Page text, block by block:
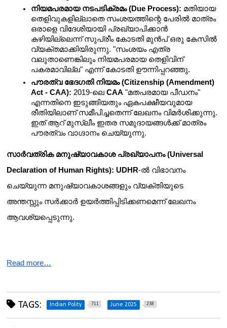
നിയമപരമായ നടപടിക്രമം (Due Process): മതിയായ
തെളിവുകളില്ലാതെ സംശയത്തിന്റെ പേരിൽ മാത്രം
ഒരാളെ വിദേശിയായി പ്രഖ്യാപിക്കാൻ
കഴിയില്ലെന്ന് സുപ്രീം കോടതി മുൻപ് ഒരു കേസിൽ
വ്യക്തമാക്കിയിരുന്നു. "സംശയം എത്ര
വലുതാണെങ്കിലും നിയമപരമായ തെളിവിന്
പകരമാവില്ല" എന്ന് കോടതി ഊന്നിപ്പറഞ്ഞു.
പൗരത്വ ഭേദഗതി നിയമം (Citizenship (Amendment)
Act - CAA): 2019-ലെ CAA "മതപരമായ പീഡനം"
എന്നതിനെ ഇടുങ്ങിയതും ഏകപക്ഷീയവുമായ
രീതിയിലാണ് സമീപിച്ചതെന്ന് ലേഖനം വിമർശിക്കുന്നു.
ഇത് ആറ് മുസ്ലീം ഇതര സമുദായങ്ങൾക്ക് മാത്രം
പൗരത്വം വാഗ്ദാനം ചെയ്യുന്നു.
സാർവത്രിക മനുഷ്യാവകാശ പ്രഖ്യാപനം (Universal
Declaration of Human Rights): UDHR-ൽ വിഭാവനം
ചെയ്യുന്ന മനുഷ്യാവകാശങ്ങളും വ്യക്തിയുടെ
അന്തസ്സും സർക്കാർ ഉയർത്തിപ്പിടിക്കണമെന്ന് ലേഖനം
ആവശ്യപ്പെടുന്നു.
Read more…
TAGS: Indian Polity 711 June 2025 238